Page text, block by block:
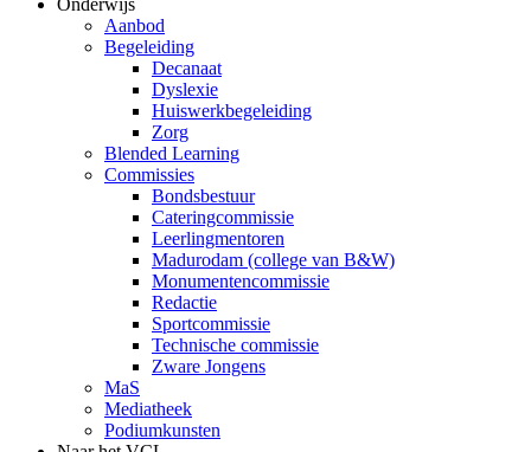
Onderwijs
Aanbod
Begeleiding
Decanaat
Dyslexie
Huiswerkbegeleiding
Zorg
Blended Learning
Commissies
Bondsbestuur
Cateringcommissie
Leerlingmentoren
Madurodam (college van B&W)
Monumentencommissie
Redactie
Sportcommissie
Technische commissie
Zware Jongens
MaS
Mediatheek
Podiumkunsten